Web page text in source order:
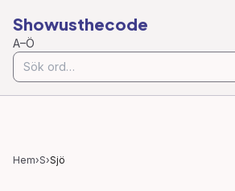
Showusthecode
A–Ö
Hem›S›Sjö